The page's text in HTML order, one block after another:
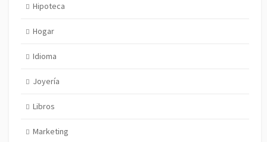
Hipoteca
Hogar
Idioma
Joyería
Libros
Marketing